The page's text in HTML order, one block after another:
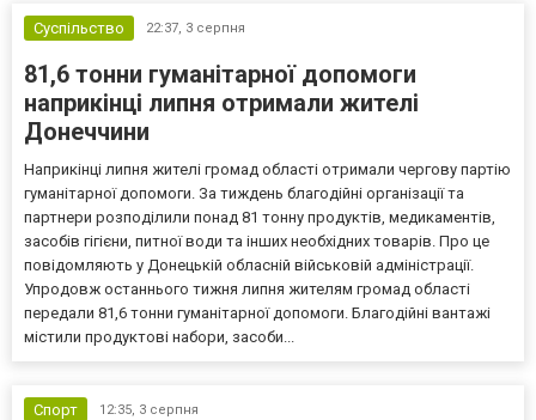
Суспільство 22:37, 3 серпня
81,6 тонни гуманітарної допомоги
наприкінці липня отримали жителі
Донеччини
Наприкінці липня жителі громад області отримали чергову партію
гуманітарної допомоги. За тиждень благодійні організації та
партнери розподілили понад 81 тонну продуктів, медикаментів,
засобів гігієни, питної води та інших необхідних товарів. Про це
повідомляють у Донецькій обласній військовій адміністрації.
Упродовж останнього тижня липня жителям громад області
передали 81,6 тонни гуманітарної допомоги. Благодійні вантажі
містили продуктові набори, засоби...
Спорт 12:35, 3 серпня